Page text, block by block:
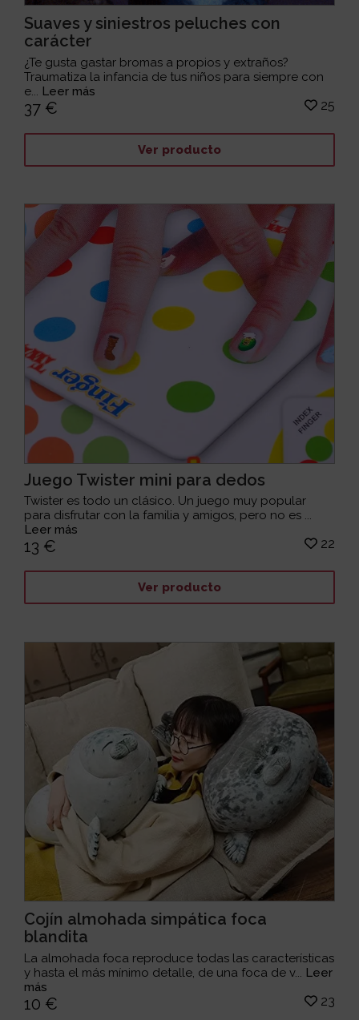
Suaves y siniestros peluches con
carácter
¿Te gusta gastar bromas a propios y extraños?
Traumatiza la infancia de tus niños para siempre con
e... Leer más
37 € 25
Ver producto
Juego Twister mini para dedos
Twister es todo un clásico. Un juego muy popular
para disfrutar con la familia y amigos, pero no es ...
Leer más
13 € 22
Ver producto
Cojín almohada simpática foca
blandita
La almohada foca reproduce todas las características
y hasta el más mínimo detalle, de una foca de v... Leer
más
10 € 23